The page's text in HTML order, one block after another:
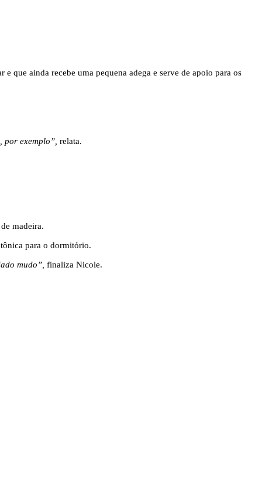
que ainda recebe uma pequena adega e serve de apoio para os
por exemplo”, relata.
madeira.
para o dormitório.
mudo”, finaliza Nicole.